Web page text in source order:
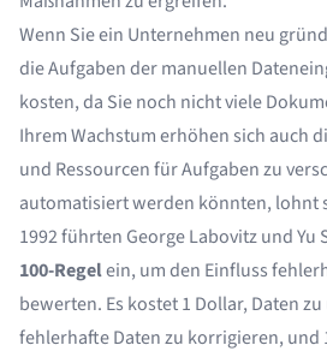
Wenn Sie ein Unternehmen neu
die Aufgaben der manuellen
kosten, da Sie noch nicht viele
Ihrem Wachstum erhöhen sich auch
und Ressourcen für Aufgaben zu
automatisiert werden könnten, lohnt
1992 führten George Labovitz und Yu
100-Regelein, um den Einfluss
bewerten. Es kostet 1 Dollar, Daten
fehlerhafte Daten zu korrigieren, und